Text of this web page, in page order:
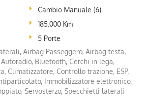
Cambio Manuale (6)
185.000 Km
5 Porte
Airbag Passeggero, Airbag testa,
Bluetooth, Cerchi in lega,
Climatizzatore, Controllo trazione, ESP,
Immobilizzatore elettronico,
Servosterzo, Specchietti laterali